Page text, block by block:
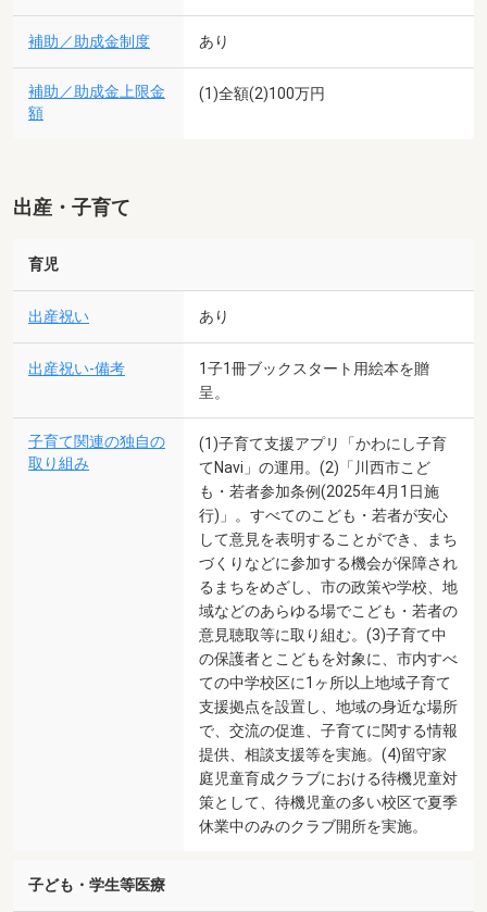
補助／助成金制度 あり
補助／助成金上限金
額
(1)全額(2)100万円
出産・子育て
育児
出産祝い あり
出産祝い-備考
1子1冊ブックスタート用絵本を贈
呈。
子育て関連の独自の
取り組み
(1)子育て支援アプリ「かわにし子育
てNavi」の運用。(2)「川西市こど
も・若者参加条例(2025年4月1日施
行)」。すべてのこども・若者が安心
して意見を表明することができ、まち
づくりなどに参加する機会が保障され
るまちをめざし、市の政策や学校、地
域などのあらゆる場でこども・若者の
意見聴取等に取り組む。(3)子育て中
の保護者とこどもを対象に、市内すべ
ての中学校区に1ヶ所以上地域子育て
支援拠点を設置し、地域の身近な場所
で、交流の促進、子育てに関する情報
提供、相談支援等を実施。(4)留守家
庭児童育成クラブにおける待機児童対
策として、待機児童の多い校区で夏季
休業中のみのクラブ開所を実施。
子ども・学生等医療